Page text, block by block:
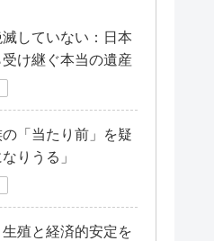
滅していない：日本
け継ぐ本当の遺産
「当たり前」を疑
りうる」
殖と経済的安定を